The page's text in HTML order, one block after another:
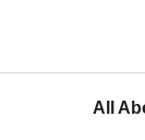
All